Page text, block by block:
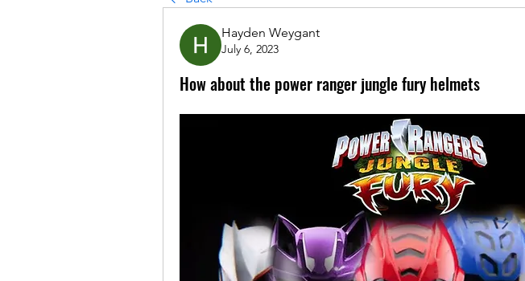
Hayden Weygant
July 6, 2023
How about the power ranger jungle fury helmets